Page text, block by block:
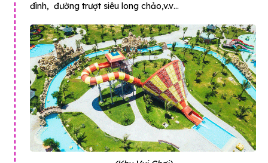
đình, đường trượt siêu long chảo,v.v…